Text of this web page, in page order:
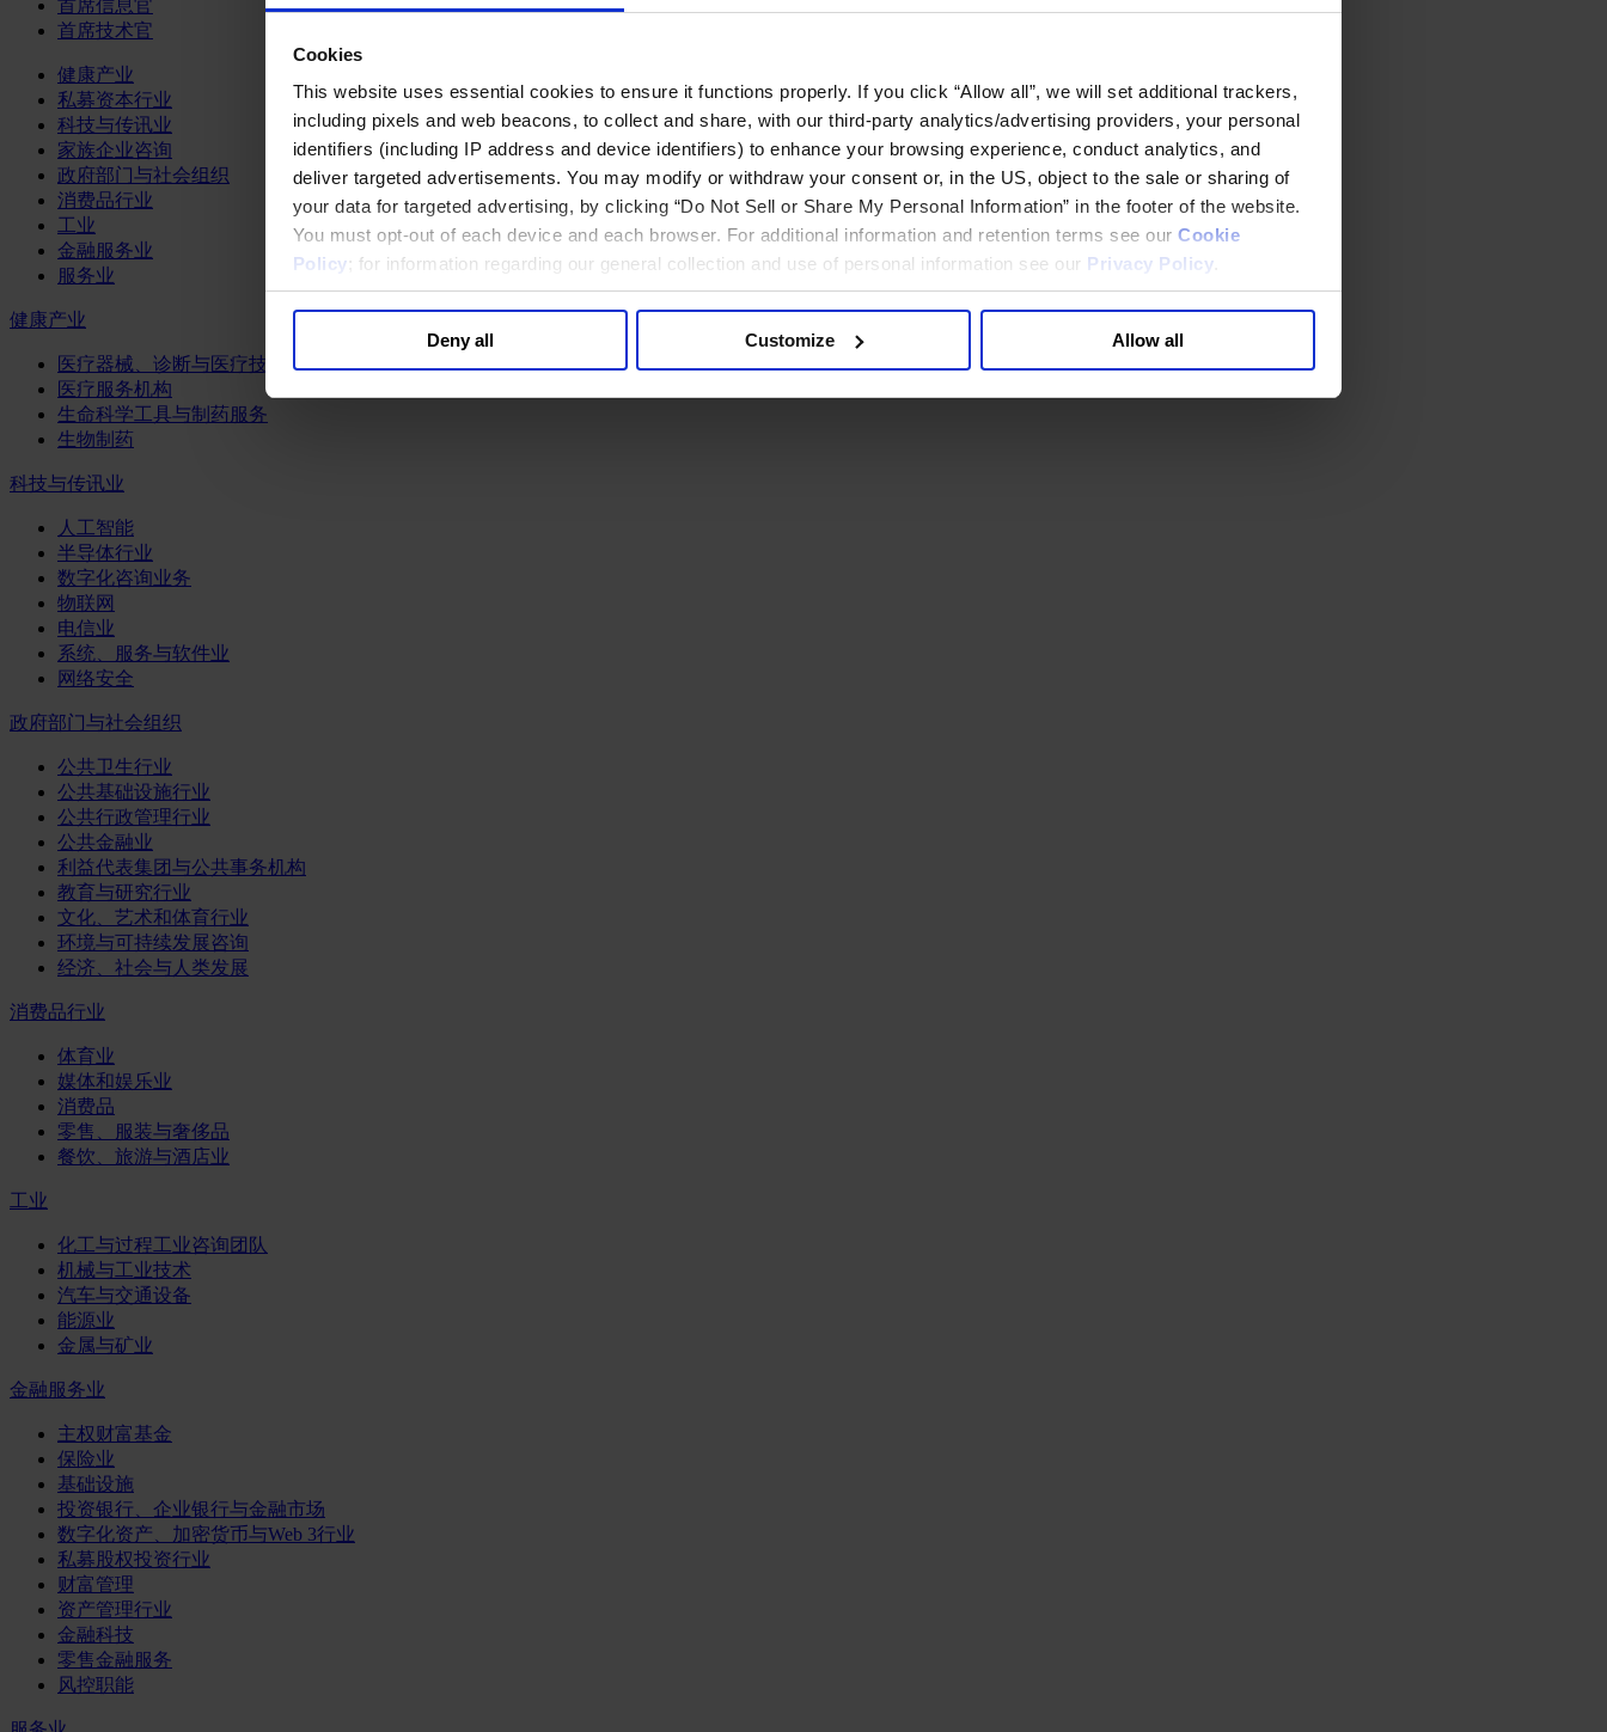
Cookies
This website uses essential cookies to ensure it functions properly. If you click “Allow all”, we will set additional trackers,
including pixels and web beacons, to collect and share, with our third-party analytics/advertising providers, your personal
identifiers (including IP address and device identifiers) to enhance your browsing experience, conduct analytics, and
deliver targeted advertisements. You may modify or withdraw your consent or, in the US, object to the sale or sharing of
your data for targeted advertising, by clicking “Do Not Sell or Share My Personal Information” in the footer of the website.
You must opt-out of each device and each browser. For additional information and retention terms see our Cookie
Policy; for information regarding our general collection and use of personal information see our Privacy Policy
Deny all Customize Allow all
首席信息官
首席技术官
健康产业
私募资本行业
科技与传讯业
家族企业咨询
政府部门与社会组织
消费品行业
工业
金融服务业
服务业
健康产业
医疗器械、诊断与医疗技术
医疗服务机构
生命科学工具与制药服务
生物制药
科技与传讯业
人工智能
半导体行业
数字化咨询业务
物联网
电信业
系统、服务与软件业
网络安全
政府部门与社会组织
公共卫生行业
公共基础设施行业
公共行政管理行业
公共金融业
利益代表集团与公共事务机构
教育与研究行业
文化、艺术和体育行业
环境与可持续发展咨询
经济、社会与人类发展
消费品行业
体育业
媒体和娱乐业
消费品
零售、服装与奢侈品
餐饮、旅游与酒店业
工业
化工与过程工业咨询团队
机械与工业技术
汽车与交通设备
能源业
金属与矿业
金融服务业
主权财富基金
保险业
基础设施
投资银行、企业银行与金融市场
数字化资产、加密货币与Web 3行业
私募股权投资行业
财富管理
资产管理行业
金融科技
零售金融服务
风控职能